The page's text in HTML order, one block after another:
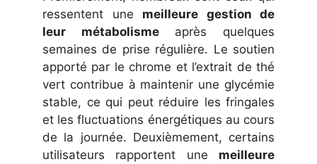
ressentent une meilleure gestion de
leur métabolismeaprès quelques
semaines de prise régulière. Le soutien
apporté par le chrome et l’extrait de thé
vert contribue à maintenir une glycémie
stable, ce qui peut réduire les fringales
et les fluctuations énergétiques au cours
de la journée. Deuxièmement, certains
utilisateurs rapportent une meilleure